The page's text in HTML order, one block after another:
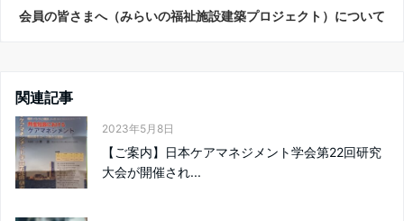
会員の皆さまへ（みらいの福祉施設建築プロジェクト）について
関連記事
2023年5月8日
【ご案内】日本ケアマネジメント学会第22回研究
大会が開催され...